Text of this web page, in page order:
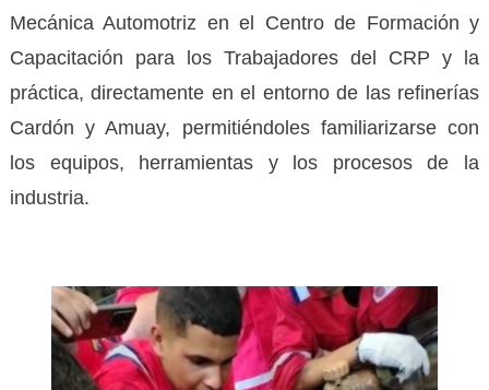
Mecánica Automotriz en el Centro de Formación y
Capacitación para los Trabajadores del CRP y la
práctica, directamente en el entorno de las refinerías
Cardón y Amuay, permitiéndoles familiarizarse con
los equipos, herramientas y los procesos de la
industria.